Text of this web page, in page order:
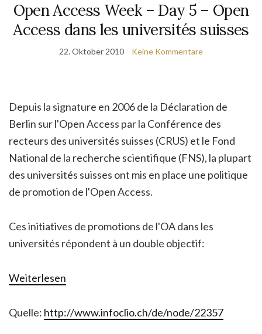
Open Access Week – Day 5 – Open
Access dans les universités suisses
22. Oktober 2010 Keine Kommentare
Depuis la signature en 2006 de la Déclaration de
Berlin sur l'Open Access par la Conférence des
recteurs des universités suisses (CRUS) et le Fond
National de la recherche scientifique (FNS), la plupart
des universités suisses ont mis en place une politique
de promotion de l'Open Access.
Ces initiatives de promotions de l'OA dans les
universités répondent à un double objectif:
Weiterlesen
Quelle: http://www.infoclio.ch/de/node/22357